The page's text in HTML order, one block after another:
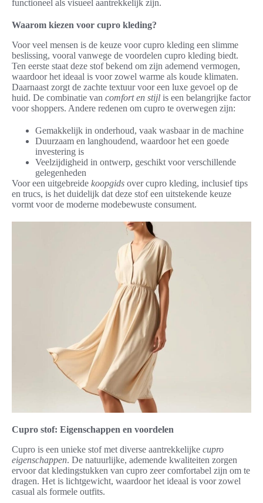
functioneel als visueel aantrekkelijk zijn.
Waarom kiezen voor cupro kleding?
Voor veel mensen is de keuze voor cupro kleding een slimme
beslissing, vooral vanwege de voordelen cupro kleding biedt.
Ten eerste staat deze stof bekend om zijn ademend vermogen,
waardoor het ideaal is voor zowel warme als koude klimaten.
Daarnaast zorgt de zachte textuur voor een luxe gevoel op de
huid. De combinatie van comfort en stijl is een belangrijke factor
voor shoppers. Andere redenen om cupro te overwegen zijn:
Gemakkelijk in onderhoud, vaak wasbaar in de machine
Duurzaam en langhoudend, waardoor het een goede
investering is
Veelzijdigheid in ontwerp, geschikt voor verschillende
gelegenheden
Voor een uitgebreide koopgids over cupro kleding, inclusief tips
en trucs, is het duidelijk dat deze stof een uitstekende keuze
vormt voor de moderne modebewuste consument.
Cupro stof: Eigenschappen en voordelen
Cupro is een unieke stof met diverse aantrekkelijke cupro
eigenschappen. De natuurlijke, ademende kwaliteiten zorgen
ervoor dat kledingstukken van cupro zeer comfortabel zijn om te
dragen. Het is lichtgewicht, waardoor het ideaal is voor zowel
casual als formele outfits.